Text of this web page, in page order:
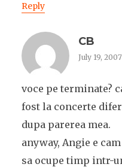
Reply
CB
July 19,
voce pe terminate?
fost la concerte
dupa parerea mea.
anyway, Angie e
sa ocupe timp intr-